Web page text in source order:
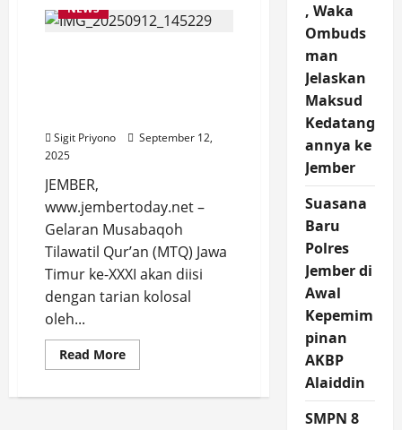
Timur
Bersinar,
NEWS
Sigit Priyono
September 12,
2025
JEMBER,
www.jembertoday.net –
Gelaran Musabaqoh
Tilawatil Qur’an (MTQ) Jawa
Timur ke-XXXI akan diisi
dengan tarian kolosal
oleh...
Read MoreRead
more
Pembukaan
, Waka
Ombuds
man
Jelaskan
Maksud
Kedatang
annya ke
Jember
Suasana
Baru
Polres
Jember di
Awal
Kepemim
pinan
AKBP
Alaiddin
SMPN 8